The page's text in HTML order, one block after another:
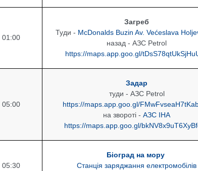
01:00
Загреб
Туди - McDonalds Buzin Av. Većeslava
назад - АЗС Petrol
https://maps.app.goo.gl/
05:00
Задар
туди - АЗС Petrol
https://maps.app.goo.gl/
на звороті - АЗС ІНА
https://maps.app.goo.gl/
05:30
Біоград на мору
Станція заряджання електромобілів